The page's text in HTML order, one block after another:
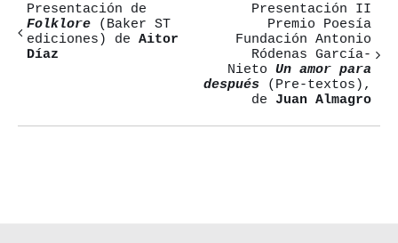
Navegación
del
Presentación de
Folklore (Baker ST
ediciones) de Aitor
Díaz
Presentación II
Premio Poesía
Fundación Antonio
Ródenas García-
Nieto Un amor para
después (Pre-textos),
de Juan Almagro